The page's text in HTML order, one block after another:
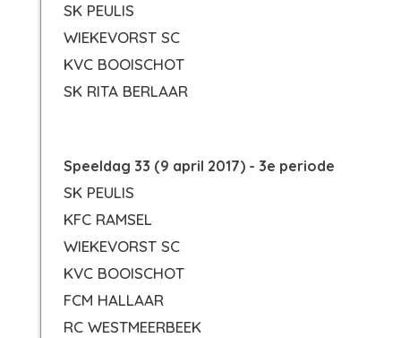
SK PEULIS
WIEKEVORST SC
KVC BOOISCHOT
SK RITA BERLAAR
Speeldag 33 (9 april 2017) - 3e periode
SK PEULIS
KFC RAMSEL
WIEKEVORST SC
KVC BOOISCHOT
FCM HALLAAR
RC WESTMEERBEEK